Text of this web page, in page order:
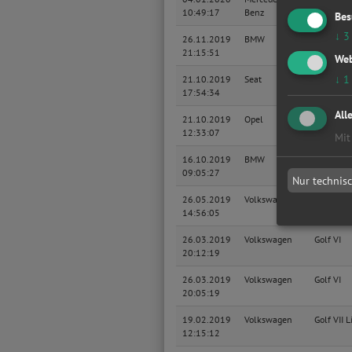
10:49:17
Benz
26.11.2019
21:15:51
BMW
21.10.2019
17:54:34
Seat
21.10.2019
12:33:07
Opel Vectra B
16.10.2019
09:05:27
BMW
Baureihe
26.05.2019
14:56:05
Volkswagen
26.03.2019
20:12:19
Volkswagen Golf VI
26.03.2019
20:05:19
Volkswagen Golf VI
19.02.2019
12:15:12
Volkswagen Golf VII
↓ 3
↓ 1
Nur